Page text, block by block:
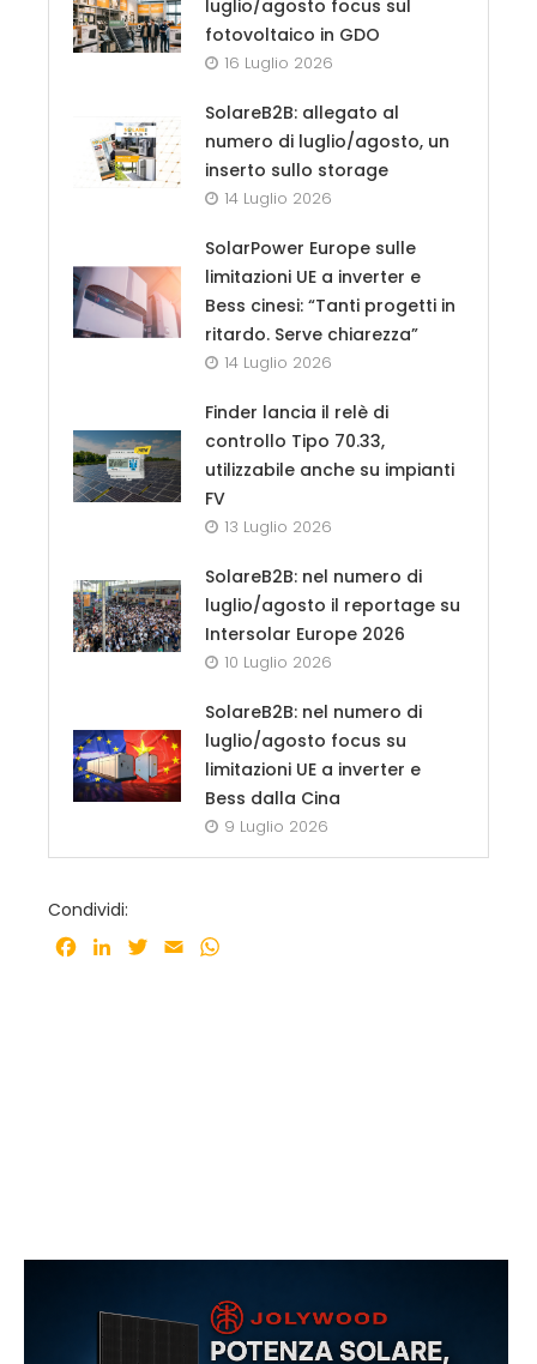
luglio/agosto focus sul
fotovoltaico in GDO
16 Luglio 2026
SolareB2B: allegato al
numero di luglio/agosto, un
inserto sullo storage
14 Luglio 2026
SolarPower Europe sulle
limitazioni UE a inverter e
Bess cinesi: “Tanti progetti in
ritardo. Serve chiarezza”
14 Luglio 2026
Finder lancia il relè di
controllo Tipo 70.33,
utilizzabile anche su impianti
FV
13 Luglio 2026
SolareB2B: nel numero di
luglio/agosto il reportage su
Intersolar Europe 2026
10 Luglio 2026
SolareB2B: nel numero di
luglio/agosto focus su
limitazioni UE a inverter e
Bess dalla Cina
9 Luglio 2026
Condividi:
Facebook
LinkedInTwitter
Email